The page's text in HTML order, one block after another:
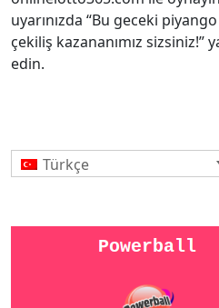
uyarınızda “Bu geceki
çekiliş kazananımız sizsiniz!”
edin.
Türkçe